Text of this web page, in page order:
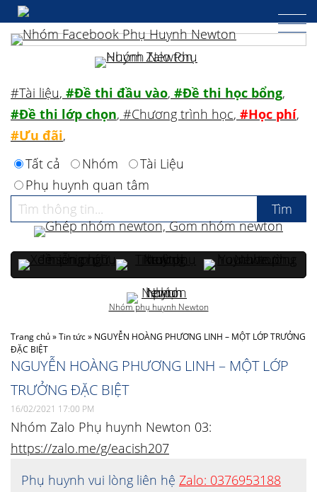
Trang chủ»Tin tức» NGUYỄN HOÀNG PHƯƠNG LINH – MỘT LỚP TRƯỞNG
ĐẶC BIỆT
NGUYỄN HOÀNG PHƯƠNG LINH – MỘT LỚP
TRƯỞNG ĐẶC BIỆT
16/02/2021 17:00 PM
Nhóm Zalo Phụ huynh Newton 03:
https://zalo.me/g/eacish207
Phụ huynh vui lòng liên hệ Zalo: 0376953188
#Tài liệu, #Đề thi đầu vào, #Đề thi học bổng,
#Đề thi lớp chọn, #Chương trình học, #Học phí,
#Ưu đãi,
Tất cả
Nhóm
Tài Liệu
Phụ huynh quan tâm
Nhóm phụ huynh Newton